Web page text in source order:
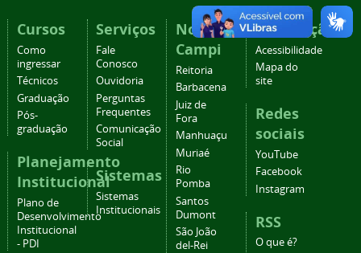
Cursos
Como
ingressar
Técnicos
Graduação
Pós-
graduação
Planejamento
Institucional
Plano de
Desenvolvimento
Institucional
- PDI
Serviços
Fale
Conosco
Ouvidoria
Perguntas
Frequentes
Comunicação
Social
Sistemas
Sistemas
Institucionais
Nossos
Campi
Reitoria
Barbacena
Juiz de
Fora
Manhuaçu
Muriaé
Rio
Pomba
Santos
Dumont
São João
del-Rei
Navegação
Acessibilidade
Mapa do
site
Redes
sociais
YouTube
Facebook
Instagram
RSS
O que é?